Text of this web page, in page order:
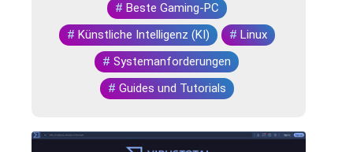
# Beste Gaming-PC
# Künstliche Intelligenz (KI) # Linux
# Systemanforderungen
# Guides und Tutorials